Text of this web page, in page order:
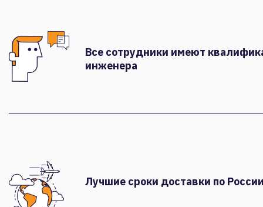
Все сотрудники имеют
инженера
Лучшие сроки доставки по